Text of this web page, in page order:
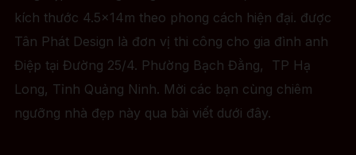
kích thước 4.5x14m theo phong cách hiện đại. được
Tân Phát Design là đơn vị thi công cho gia đình anh
Điệp tại Đường 25/4. Phường Bạch Đằng, TP Hạ
Long, Tỉnh Quảng Ninh. Mời các bạn cùng chiêm
ngưỡng nhà đẹp này qua bài viết dưới đây.